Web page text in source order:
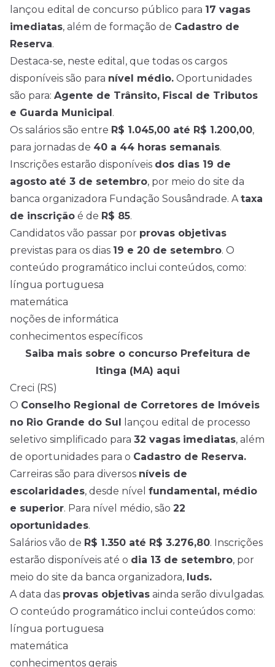
lançou edital de concurso público para 17 vagas
imediatas, além de formação de Cadastro de
Reserva.
Destaca-se, neste edital, que todas os cargos
disponíveis são para nível médio. Oportunidades
são para: Agente de Trânsito, Fiscal de Tributos
e Guarda Municipal.
Os salários são entre R$ 1.045,00 até R$ 1.200,00,
para jornadas de 40 a 44 horas semanais.
Inscrições estarão disponíveis dos dias 19 de
agosto até 3 de setembro, por meio do site da
banca organizadora Fundação Sousândrade. Ataxa
de inscrição é de R$ 85.
Candidatos vão passar por provas objetivas
previstas para os dias 19 e 20 de setembro. O
conteúdo programático inclui conteúdos, como:
língua portuguesa
matemática
noções de informática
conhecimentos específicos
Saiba mais sobre o concurso Prefeitura de
Itinga (MA) aqui
Creci (RS)
O Conselho Regional de Corretores de Imóveis
no Rio Grande do Sul lançou edital de processo
seletivo simplificado para 32 vagas imediatas, além
de oportunidades para o Cadastro de Reserva.
Carreiras são para diversos níveis de
escolaridades, desde nível fundamental, médio
e superior. Para nível médio, são 22
oportunidades.
Salários vão de R$ 1.350 até R$ 3.276,80. Inscrições
estarão disponíveis até o dia 13 de setembro, por
meio do site da banca organizadora, Iuds.
A data das provas objetivas ainda serão divulgadas.
O conteúdo programático inclui conteúdos como:
língua portuguesa
matemática
conhecimentos gerais